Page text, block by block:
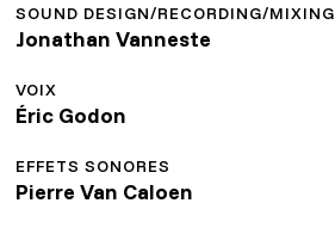
SOUND DESIGN/RECORDING/MIXING
Jonathan Vanneste
VOIX
Éric Godon
EFFETS SONORES
Pierre Van Caloen